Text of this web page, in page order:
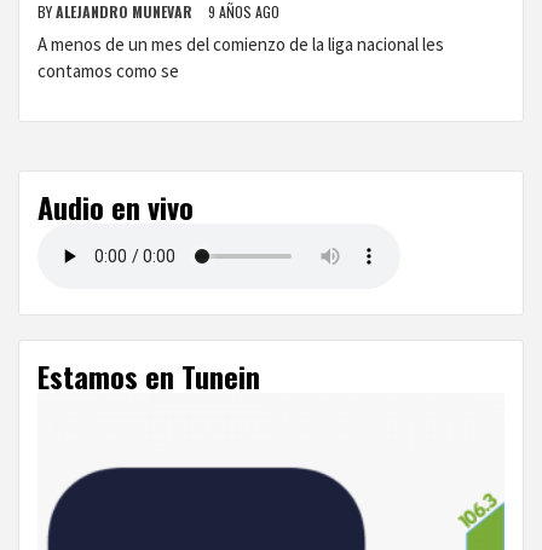
BYALEJANDRO MUNEVAR 9 AÑOS AGO
A menos de un mes del comienzo de la liga nacional les
contamos como se
Audio en vivo
Estamos en Tunein